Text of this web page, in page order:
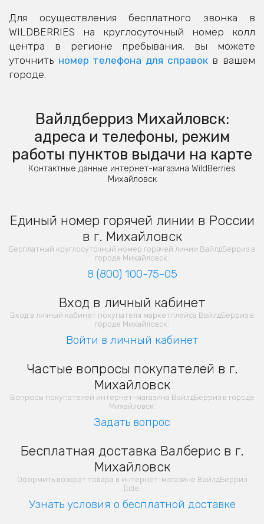
Для осуществления бесплатного звонка в
WILDBERRIES на круглосуточный номер колл
центра в регионе пребывания, вы можете
уточнить номер телефона для справокв вашем
городе.
Вайлдберриз Михайловск:
адреса и телефоны, режим
работы пунктов выдачи на карте
Контактные данные интернет-магазина WildBerries
Михайловск
Единый номер горячей линии в России
в г. Михайловск
Бесплатный круглосуточный номер горячей линии ВайлдБерриз в
городе Михайловск:
8 (800) 100-75-05
Вход в личный кабинет
Вход в личный кабинет покупателя маркетплейса ВайлдБерриз в
городе Михайловск:
Войти в личный кабинет
Частые вопросы покупателей в г.
Михайловск
Вопросы покупателей интернет-магазина ВайлдБерриз в городе
Михайловск:
Задать вопрос
Бесплатная доставка Валберис в г.
Михайловск
Оформить возврат товара в интернет-магазине ВайлдБерриз
{title:
Узнать условия о бесплатной доставке